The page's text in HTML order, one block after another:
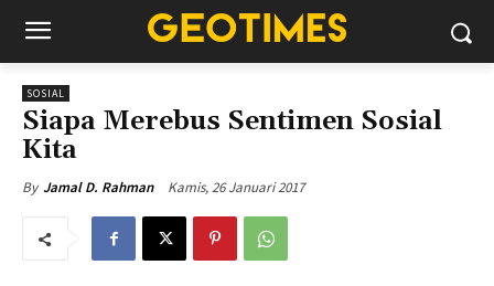
SOSIAL
Siapa Merebus Sentimen Sosial
Kita
By Jamal D. Rahman Kamis, 26 Januari 2017